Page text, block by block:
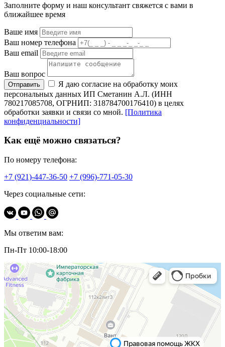
Заполните форму и наш консультант свяжется с вами в
ближайшее время
Ваше имя
Ваш номер телефона
Ваш email
Ваш вопрос
Отправить
Я даю согласие на обработку моих
персональных данных ИП Сметанин А.Л. (ИНН
780217085708, ОГРНИП: 318784700176410) в целях
обработки заявки и связи со мной. [Политика
конфиденциальности]
Как ещё можно связаться?
По номеру телефона:
+7 (921)-447-36-50 +7 (996)-771-05-30
Через социальные сети:
Мы ответим вам:
Пн-Пт 10:00-18:00